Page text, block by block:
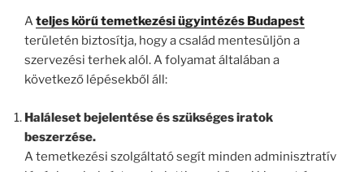
Ateljes körű temetkezési ügyintézés Budapest
területén biztosítja, hogy a család mentesüljön a
szervezési terhek alól. A folyamat általában a
következő lépésekből áll:
Haláleset bejelentése és szükséges iratok
beszerzése.
A temetkezési szolgáltató segít minden adminisztratív